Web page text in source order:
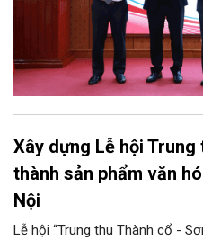
Xây dựng Lễ hội Trung
thành sản phẩm văn
Nội
Lễ hội “Trung thu Thành cổ -